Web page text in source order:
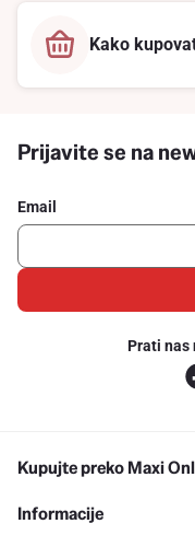
Kako
Prijavite se na
Email
Prati nas
Kupujte preko Maxi
Informacije